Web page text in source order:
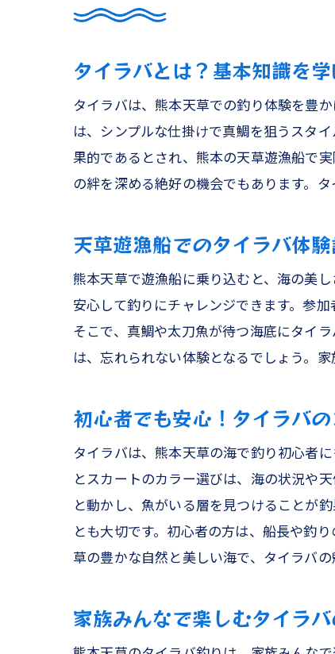
タイラバとは？基本知識を学
タイラバは、熊本天草での釣り体験を豊
は、シンプルな仕掛けで真鯛を狙うスタ
果的であるとされ、熊本の天草遊漁船で
の絆を深める絶好の機会でもあります。
天草遊漁船でのタイラバ体
熊本天草で遊漁船に乗り込むと、海の美
安心して釣りにチャレンジできます。参
そこで、真鯛や太刀魚が待つ海底にタイ
は、忘れられない体験となるでしょう。
初心者でも安心！タイラバ
タイラバは、熊本天草の海で釣り初心者
とスカートのカラー選びは、海の状況や
と動かし、魚がいる層を見つけることが
とも大切です。初心者の方は、船長や釣
草の豊かな自然と美しい海で、タイラバの
家族みんなで楽しむタイラ